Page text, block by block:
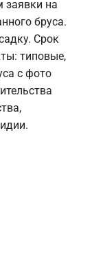
заявки на
бруса.
Срок
типовые,
с фото